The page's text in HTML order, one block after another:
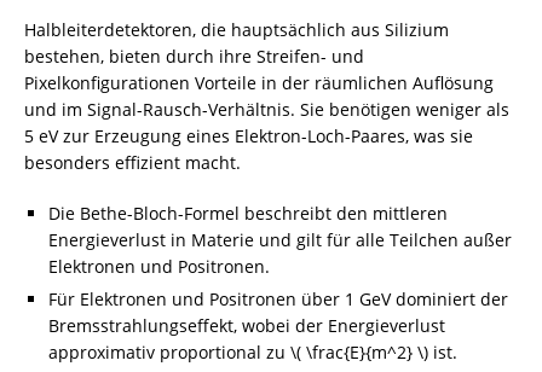
Halbleiterdetektoren, die hauptsächlich aus Silizium
bestehen, bieten durch ihre Streifen- und
Pixelkonfigurationen Vorteile in der räumlichen Auflösung
und im Signal-Rausch-Verhältnis. Sie benötigen weniger als
5 eV zur Erzeugung eines Elektron-Loch-Paares, was sie
besonders effizient macht.
Die Bethe-Bloch-Formel beschreibt den mittleren
Energieverlust in Materie und gilt für alle Teilchen außer
Elektronen und Positronen.
Für Elektronen und Positronen über 1 GeV dominiert der
Bremsstrahlungseffekt, wobei der Energieverlust
approximativ proportional zu \( \frac{E}{m^2} \) ist.